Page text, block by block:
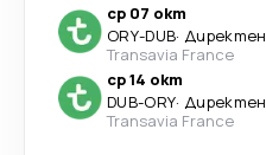
ср 07 окт
ORY-DUB· Директен
Transavia France
ср 14 окт
DUB-ORY· Директен
Transavia France